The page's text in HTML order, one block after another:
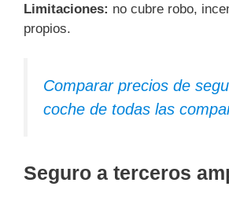
Limitaciones: no cubre robo,
propios.
Comparar precios de
coche de todas las
Seguro a terceros